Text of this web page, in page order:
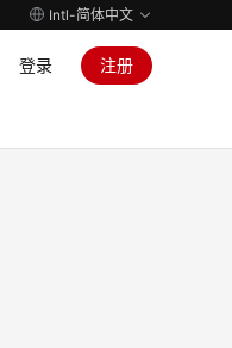
Intl-简体中文
登录 注册